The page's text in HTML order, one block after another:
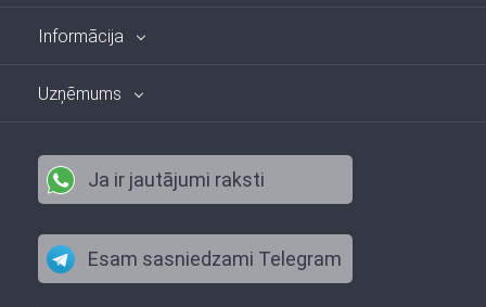
Informācija
Uzņēmums
Ja ir jautājumi raksti
Esam sasniedzami Telegram